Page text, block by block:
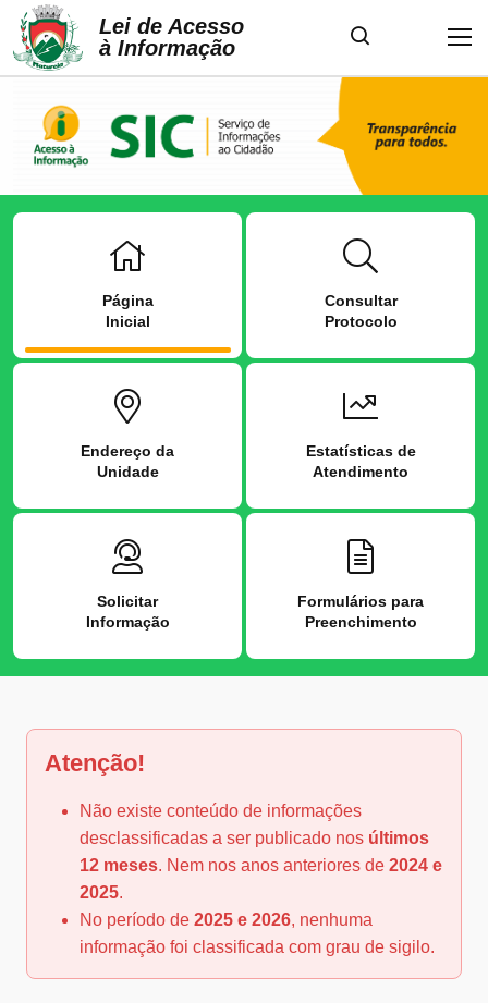
Lei de Acesso
à Informação
Página
Inicial
Consultar
Protocolo
Endereço da
Unidade
Estatísticas de
Atendimento
Solicitar
Informação
Formulários para
Preenchimento
Atenção!
Não existe conteúdo de informações
desclassificadas a ser publicado nos últimos
12 meses. Nem nos anos anteriores de 2024 e
2025.
No período de 2025 e 2026, nenhuma
informação foi classificada com grau de sigilo.